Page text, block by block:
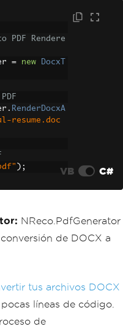
Rendere
= new
DocxT
. RenderDocxA
resume.doc
); VB C#
NReco.PdfGenerator
de DOCX a
tus archivos DOCX
líneas de código.
de